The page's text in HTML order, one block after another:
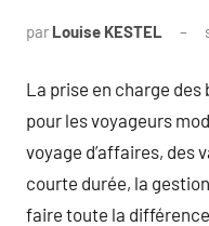
par Louise KESTEL
La prise en charge
pour les voyageurs
voyage d’affaires, des
courte durée, la
faire toute la